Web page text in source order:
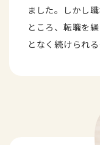
ました。しかし
ところ、転職を
となく続けられ